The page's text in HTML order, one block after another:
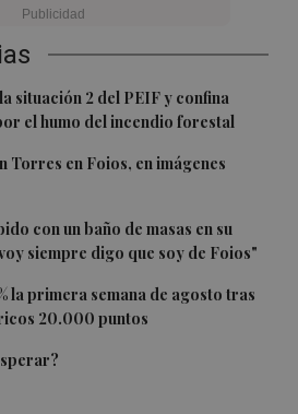
situación 2 del PEIF y confina
el humo del incendio forestal
Torres en Foios, en imágenes
con un baño de masas en su
siempre digo que soy de Foios"
la primera semana de agosto tras
20.000 puntos